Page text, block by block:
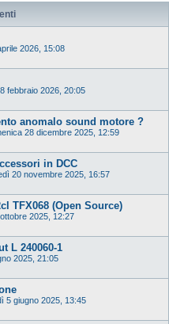
2026, 15:08
febbraio 2026, 20:05
anomalo sound motore ?
28 dicembre 2025, 12:59
in DCC
20 novembre 2025, 16:57
TFX068 (Open Source)
2025, 12:27
L 240060-1
2025, 21:05
5 giugno 2025, 13:45